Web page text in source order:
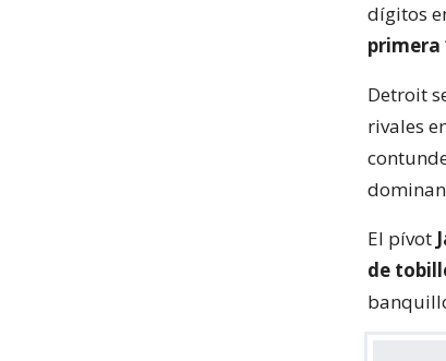
dígitos
primera
Detroit
rivales
El pívot
de